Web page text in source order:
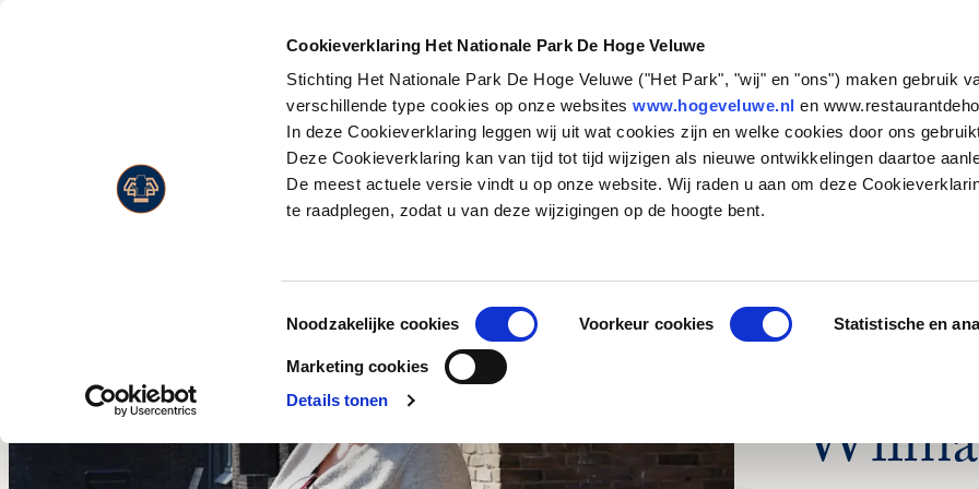
Cookieverklaring Het Nationale Park De Hoge Veluwe
Stichting Het Nationale Park De Hoge Veluwe ("Het Park", "wij" en "ons") maken gebruik
verschillende type cookies op onze websiteswww.hogeveluwe.nl en
In deze Cookieverklaring leggen wij uit wat cookies zijn en welke cookies door ons
Deze Cookieverklaring kan van tijd tot tijd wijzigen als nieuwe ontwikkelingen daartoe
De meest actuele versie vindt u op onze website. Wij raden u aan om deze
te raadplegen, zodat u van deze wijzigingen op de hoogte bent.
Noodzakelijke cookies Voorkeur cookies Statistische en
Marketing cookies
Details tonen
BEZOEK
Route & adres
Activiteiten
Museonder
Jachthuis Sint Hubertus
Kröller-Müller Museum
Fietsen
Paardrijden
Zakelijk bezoek
Families en andere
groepen
Touroperators
Basisschool
Voortgezet Onderwijs
MBO, HBO en WO
Speciaal onderwijs
CULTUUR
Flora
Fauna
Landschappen
Live Wildcam
Historische verhalen
Kunst & Architectuur
Jachthuis Sint Hubertus
Kröller-Müller Museum
Natuurbeheer
Onderzoeken in het Park
Updates
Particulieren
Bedrijven
Fondsen en stichtingen
Organisatie
Werken bij
Stage lopen in
Jouw urn in het
Contact
DE LAATSTE